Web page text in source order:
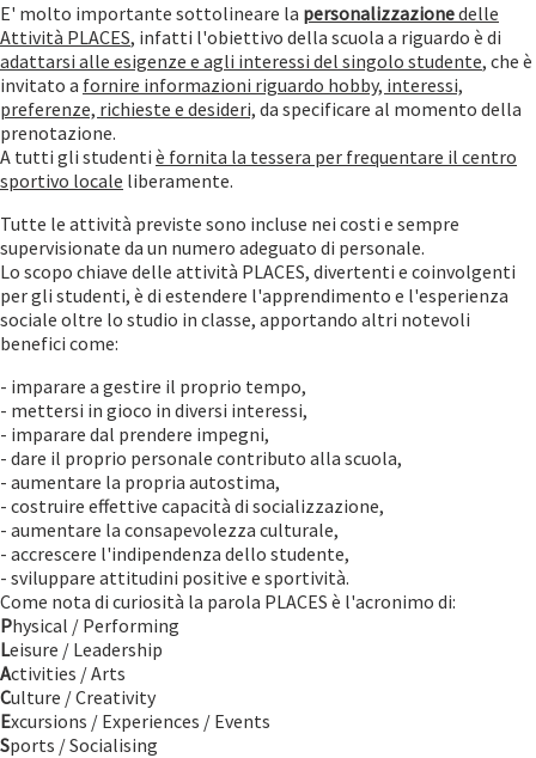
E' molto importante sottolineare la personalizzazionedelle
Attività PLACES, infatti l'obiettivo della scuola a riguardo è di
adattarsi alle esigenze e agli interessi del singolo studente, che è
invitato a fornire informazioni riguardo hobby, interessi,
preferenze, richieste e desideri, da specificare al momento della
prenotazione.
A tutti gli studenti è fornita la tessera per frequentare il centro
sportivo locale liberamente.
Tutte le attività previste sono incluse nei costi e sempre
supervisionate da un numero adeguato di personale.
Lo scopo chiave delle attività PLACES, divertenti e coinvolgenti
per gli studenti, è di estendere l'apprendimento e l'esperienza
sociale oltre lo studio in classe, apportando altri notevoli
benefici come:
- imparare a gestire il proprio tempo,
- mettersi in gioco in diversi interessi,
- imparare dal prendere impegni,
- dare il proprio personale contributo alla scuola,
- aumentare la propria autostima,
- costruire effettive capacità di socializzazione,
- aumentare la consapevolezza culturale,
- accrescere l'indipendenza dello studente,
- sviluppare attitudini positive e sportività.
Come nota di curiosità la parola PLACES è l'acronimo di:
Physical / Performing
Leisure / Leadership
Activities / Arts
Culture / Creativity
Excursions / Experiences / Events
Sports / Socialising